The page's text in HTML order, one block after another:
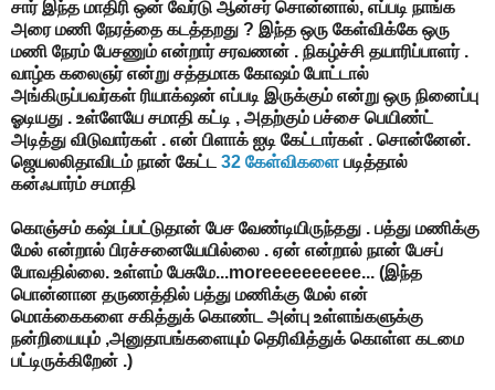
சார் இந்த மாதிரி ஒன் வேர்டு ஆன்சர் சொன்னால், எப்படி நாங்க
அரை மணி நேரத்தை கடத்தறது ? இந்த ஒரு கேள்விக்கே ஒரு
மணி நேரம் பேசணும் என்றார் சரவணன் . நிகழ்ச்சி தயாரிப்பாளர் .
வாழ்க கலைஞர் என்று சத்தமாக கோஷம் போட்டால்
அங்கிருப்பவர்கள் ரியாக்‌ஷன் எப்படி இருக்கும் என்று ஒரு நினைப்பு
ஓடியது . உள்ளேயே சமாதி கட்டி , அதற்கும் பச்சை பெயிண்ட்
அடித்து விடுவார்கள் . என் பிளாக் ஐடி கேட்டார்கள் . சொன்னேன்.
ஜெயலலிதாவிடம் நான் கேட்ட 32 கேள்விகளை படித்தால்
கன்ஃபார்ம் சமாதி
கொஞ்சம் கஷ்டப்பட்டுதான் பேச வேண்டியிருந்தது . பத்து மணிக்கு
மேல் என்றால் பிரச்சனையேயில்லை . ஏன் என்றால் நான் பேசப்
போவதில்லை. உள்ளம் பேசுமே...moreeeeeeeeee... (இந்த
பொன்னான தருணத்தில் பத்து மணிக்கு மேல் என்
மொக்கைகளை சகித்துக் கொண்ட அன்பு உள்ளங்களுக்கு
நன்றியையும் ,அனுதாபங்களையும் தெரிவித்துக் கொள்ள கடமை
பட்டிருக்கிறேன் .)